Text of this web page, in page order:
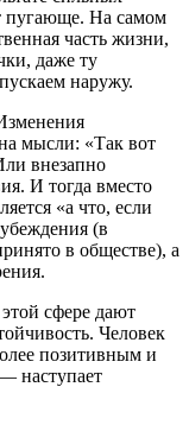
пугающе. На самом
часть жизни,
даже ту
наружу.
мысли: «Так вот
внезапно
И тогда вместо
«а что, если
(в
в обществе), а
сфере дают
Человек
позитивным и
наступает